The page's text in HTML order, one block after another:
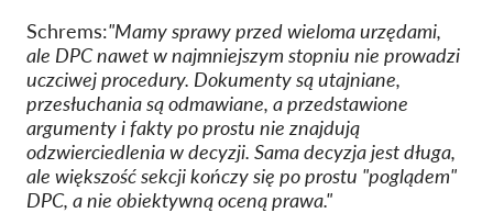
Schrems:"Mamy sprawy przed wieloma urzędami,
ale DPC nawet w najmniejszym stopniu nie prowadzi
uczciwej procedury. Dokumenty są utajniane,
przesłuchania są odmawiane, a przedstawione
argumenty i fakty po prostu nie znajdują
odzwierciedlenia w decyzji. Sama decyzja jest długa,
ale większość sekcji kończy się po prostu "poglądem"
DPC, a nie obiektywną oceną prawa."